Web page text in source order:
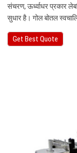
संचरण, ऊर्ध्वाधर प्रकार
सुधार है। गोल बोतल
Get Best Quote